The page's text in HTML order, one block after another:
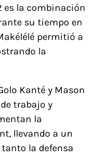
la combinación
su tiempo en
permitió a
la
Kanté y Mason
trabajo y
la
llevando a un
la defensa